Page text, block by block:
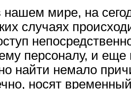
мире, на
случаях
персоналу, и
найти немало
носят